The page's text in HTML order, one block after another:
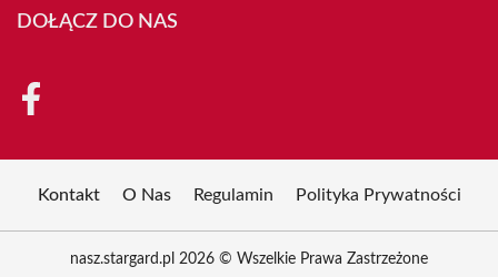
DOŁĄCZ DO NAS
Kontakt O Nas Regulamin Polityka Prywatności
nasz.stargard.pl 2026 © Wszelkie Prawa Zastrzeżone